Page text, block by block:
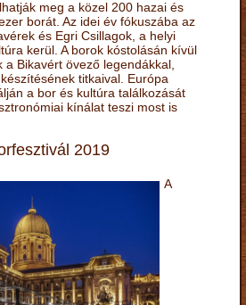
meg a közel 200 hazai és
borát. Az idei év fókuszába az
és Egri Csillagok, a helyi
kerül. A borok kóstolásán kívül
a Bikavért övező legendákkal,
titkaival. Európa
a bor és kultúra találkozását
kínálat teszi most is
2019
A